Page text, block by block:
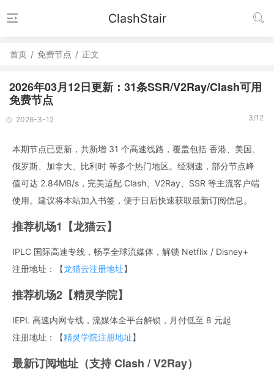
ClashStair
首页 / 免费节点 / 正文
2026年03月12日更新：31条SSR/V2Ray/Clash可用
免费节点
2026-3-12 3/12
本期节点已更新，共新增 31 个高速线路，覆盖包括 香港、美国、
俄罗斯、加拿大、比利时 等多个热门地区。经测速，部分节点峰
值可达 2.84MB/s，完美适配 Clash、V2Ray、SSR 等主流客户端
使用。建议将本站加入书签，便于日后快速获取最新订阅信息。
推荐机场1【龙猫云】
IPLC 国际高速专线，畅享全球流媒体，解锁 Netflix / Disney+
注册地址：【龙猫云注册地址】
推荐机场2【精灵学院】
IEPL 高速内网专线，流媒体全平台解锁，月付低至 8 元起
注册地址：【精灵学院注册地址】
最新订阅地址（支持 Clash / V2Ray）